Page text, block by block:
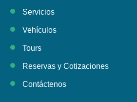
Servicios
Vehículos
Tours
Reservas y Cotizaciones
Contáctenos